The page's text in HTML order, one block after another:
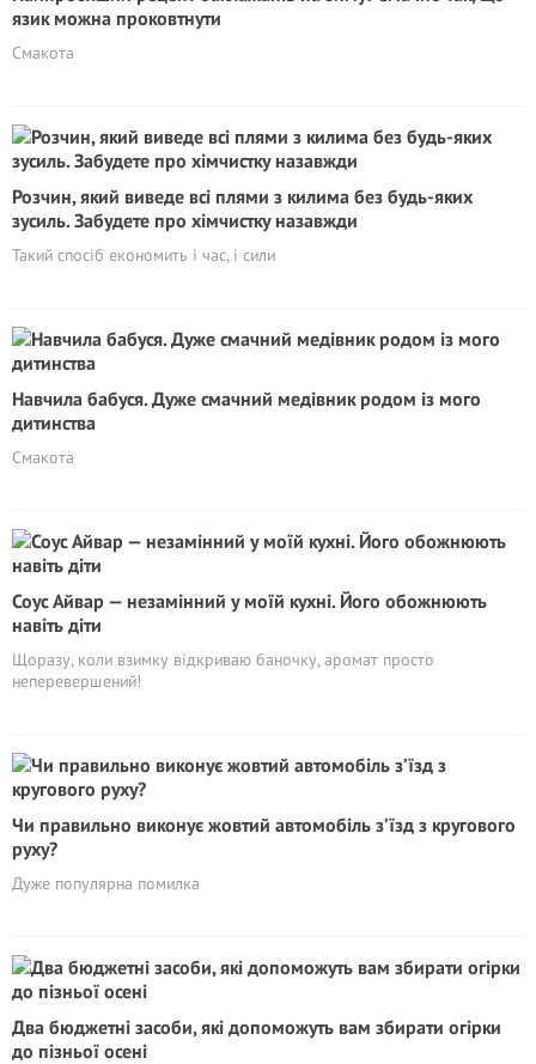
язик можна проковтнути
Смакота
Розчин, який виведе всі плями з килима без будь-яких
зусиль. Забудете про хімчистку назавжди
Такий спосіб економить і час, і сили
Навчила бабуся. Дуже смачний медівник родом із мого
дитинства
Смакота
Соус Айвар — незамінний у моїй кухні. Його обожнюють
навіть діти
Щоразу, коли взимку відкриваю баночку, аромат просто
неперевершений!
Чи правильно виконує жовтий автомобіль з’їзд з кругового
руху?
Дуже популярна помилка
Два бюджетні засоби, які допоможуть вам збирати огірки
до пізньої осені